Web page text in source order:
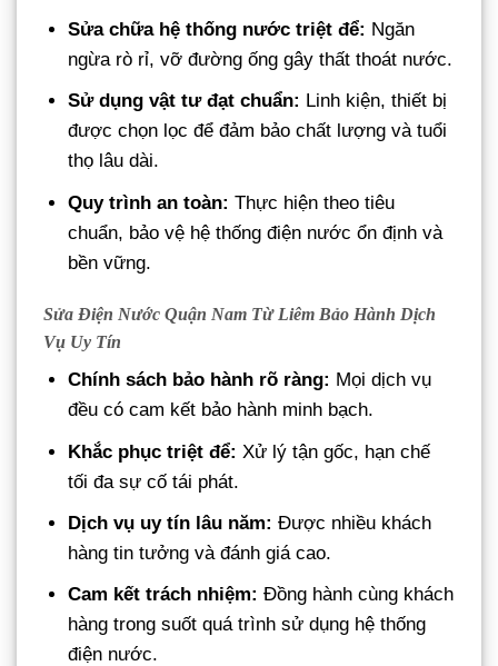
Sửa chữa hệ thống nước triệt để: Ngăn
ngừa rò rỉ, vỡ đường ống gây thất thoát nước.
Sử dụng vật tư đạt chuẩn: Linh kiện, thiết bị
được chọn lọc để đảm bảo chất lượng và tuổi
thọ lâu dài.
Quy trình an toàn: Thực hiện theo tiêu
chuẩn, bảo vệ hệ thống điện nước ổn định và
bền vững.
Sửa Điện Nước Quận Nam Từ Liêm Bảo Hành Dịch
Vụ Uy Tín
Chính sách bảo hành rõ ràng: Mọi dịch vụ
đều có cam kết bảo hành minh bạch.
Khắc phục triệt để: Xử lý tận gốc, hạn chế
tối đa sự cố tái phát.
Dịch vụ uy tín lâu năm: Được nhiều khách
hàng tin tưởng và đánh giá cao.
Cam kết trách nhiệm: Đồng hành cùng khách
hàng trong suốt quá trình sử dụng hệ thống
điện nước.